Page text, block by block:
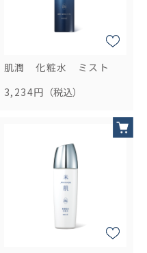
肌潤 化粧水 ミスト
3,234円 （税込）